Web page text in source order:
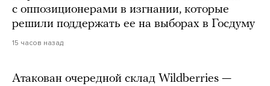
с оппозиционерами в изгнании, которые
решили поддержать ее на выборах в Госдуму
15 часов назад
Атакован очередной склад Wildberries —